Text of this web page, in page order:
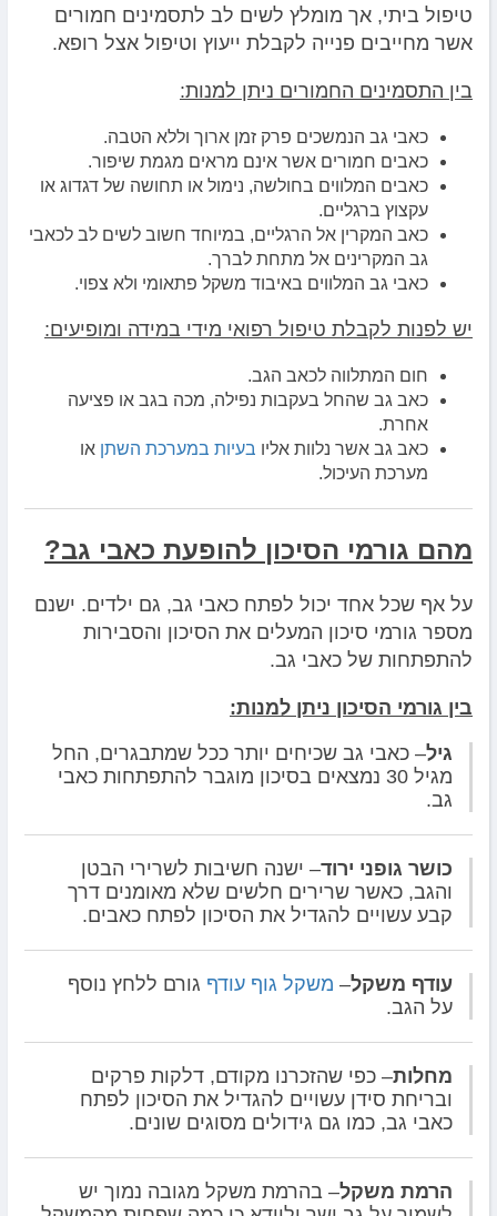
טיפול ביתי, אך מומלץ לשים לב לתסמינים חמורים
אשר מחייבים פנייה לקבלת ייעוץ וטיפול אצל רופא.
בין התסמינים החמורים ניתן למנות:
כאבי גב הנמשכים פרק זמן ארוך וללא הטבה.
כאבים חמורים אשר אינם מראים מגמת שיפור.
כאבים המלווים בחולשה, נימול או תחושה של דגדוג או
עקצוץ ברגליים.
כאב המקרין אל הרגליים, במיוחד חשוב לשים לב לכאבי
גב המקרינים אל מתחת לברך.
כאבי גב המלווים באיבוד משקל פתאומי ולא צפוי.
יש לפנות לקבלת טיפול רפואי מידי במידה ומופיעים:
חום המתלווה לכאב הגב.
כאב גב שהחל בעקבות נפילה, מכה בגב או פציעה
אחרת.
כאב גב אשר נלוות אליו בעיות במערכת השתן או
מערכת העיכול.
מהם גורמי הסיכון להופעת כאבי גב?
על אף שכל אחד יכול לפתח כאבי גב, גם ילדים. ישנם
מספר גורמי סיכון המעלים את הסיכון והסבירות
להתפתחות של כאבי גב.
בין גורמי הסיכון ניתן למנות:
גיל– כאבי גב שכיחים יותר ככל שמתבגרים, החל
מגיל 30 נמצאים בסיכון מוגבר להתפתחות כאבי
גב.
כושר גופני ירוד– ישנה חשיבות לשרירי הבטן
והגב, כאשר שרירים חלשים שלא מאומנים דרך
קבע עשויים להגדיל את הסיכון לפתח כאבים.
עודף משקל– משקל גוף עודף גורם ללחץ נוסף
על הגב.
מחלות– כפי שהזכרנו מקודם, דלקות פרקים
ובריחת סידן עשויים להגדיל את הסיכון לפתח
כאבי גב, כמו גם גידולים מסוגים שונים.
הרמת משקל– בהרמת משקל מגובה נמוך יש